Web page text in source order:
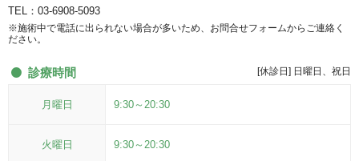
TEL：03-6908-5093
※施術中で電話に出られない場合が多いため、お問合せフォームからご連絡く
ださい。
診療時間 [休診日] 日曜日、祝日
月曜日 9:30～20:30
火曜日 9:30～20:30